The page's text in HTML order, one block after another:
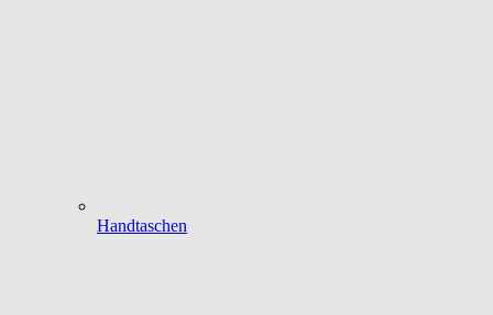
Handtaschen